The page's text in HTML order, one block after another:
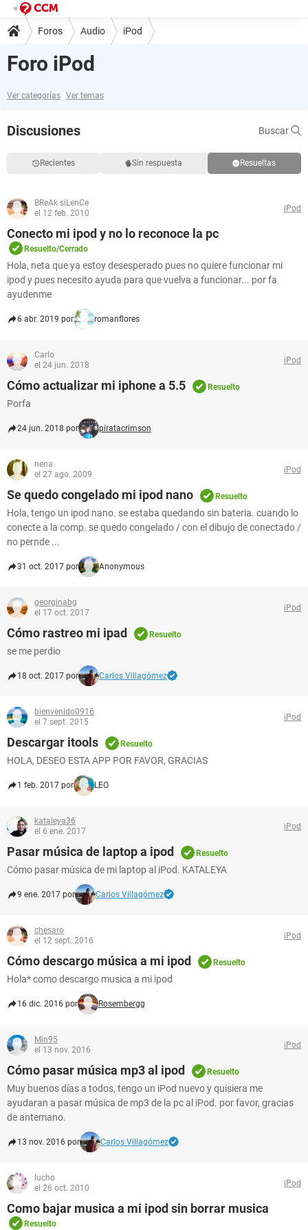
Foros Audio iPod
Foro iPod
Ver categorías Ver temas
Discusiones Buscar
Recientes Sin respuesta Resueltas
BReAk siLenCe
el 12 feb. 2010
iPod
Conecto mi ipod y no lo reconoce la pc
Resuelto/Cerrado
Hola, neta que ya estoy desesperado pues no quiere funcionar mi
ipod y pues necesito ayuda para que vuelva a funcionar... por fa
ayudenme
6 abr. 2019 por romanflores
Carlo
el 24 jun. 2018
iPod
Cómo actualizar mi iphone a 5.5 Resuelto
Porfa
24 jun. 2018 por piratacrimson
nena
el 27 ago. 2009
iPod
Se quedo congelado mi ipod nano Resuelto
Hola, tengo un ipod nano. se estaba quedando sin bateria. cuando lo
conecte a la comp. se quedo congelado / con el dibujo de conectado /
no pernde ...
31 oct. 2017 por Anonymous
georginabg
el 17 oct. 2017
iPod
Cómo rastreo mi ipad Resuelto
se me perdio
18 oct. 2017 por Carlos Villagómez
bienvenido0916
el 7 sept. 2015
iPod
Descargar itools Resuelto
HOLA, DESEO ESTA APP POR FAVOR, GRACIAS
1 feb. 2017 por LEO
kataleya36
el 6 ene. 2017
iPod
Pasar música de laptop a ipod Resuelto
Cómo pasar música de mi laptop al iPod. KATALEYA
9 ene. 2017 por Carlos Villagómez
chesaro
el 12 sept. 2016
iPod
Cómo descargo música a mi ipod Resuelto
Hola* como descargo musica a mi ipod
16 dic. 2016 por Rosembergg
Min95
el 13 nov. 2016
iPod
Cómo pasar música mp3 al ipod Resuelto
Muy buenos días a todos, tengo un iPod nuevo y quisiera me
ayudaran a pasar música de mp3 de la pc al iPod. por favor, gracias
de antemano.
13 nov. 2016 por Carlos Villagómez
lucho
el 26 oct. 2010
iPod
Como bajar musica a mi ipod sin borrar musica
Resuelto